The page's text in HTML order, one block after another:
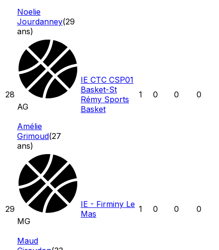
Noelie
Jourdanney(29
ans)
28
AG
Amélie
Grimoud(27
ans)
IE CTC CSP01
Basket-St
Rémy Sports
Basket
1 0 0 0
29
MG
Maud
IE - Firminy Le
Mas
1 0 0 0